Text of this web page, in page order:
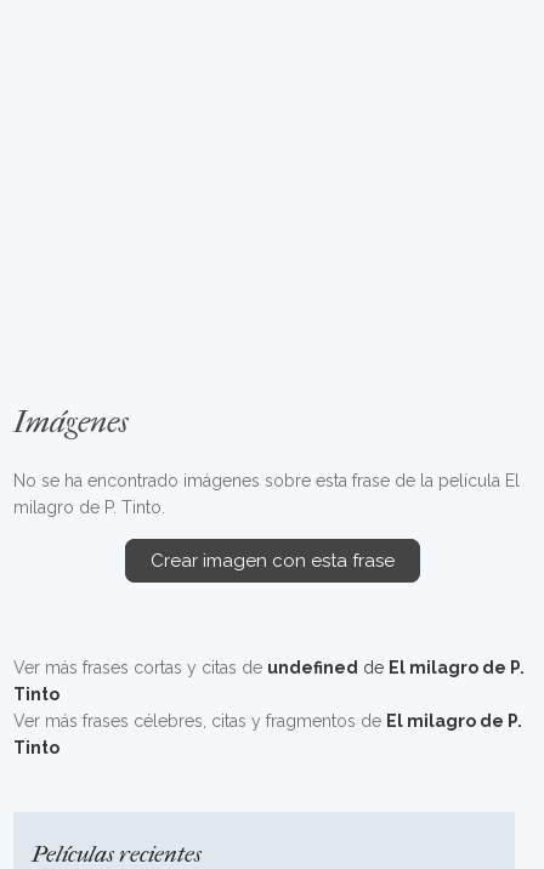
Imágenes
No se ha encontrado imágenes sobre esta frase de la película El
milagro de P. Tinto.
Crear imagen con esta frase
Ver más frases cortas y citas de undefined de El milagro de P.
Tinto
Ver más frases célebres, citas y fragmentos de El milagro de P.
Tinto
Películas recientes